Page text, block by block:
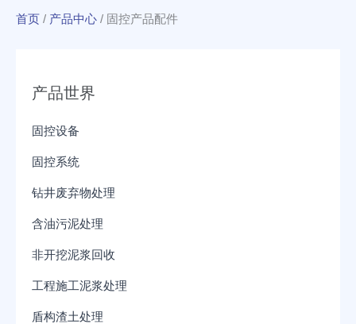
首页 / 产品中心 / 固控产品配件
产品世界
固控设备
固控系统
钻井废弃物处理
含油污泥处理
非开挖泥浆回收
工程施工泥浆处理
盾构渣土处理